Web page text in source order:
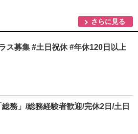
さらに見る
ス募集 #土日祝休 #年休120日以上
務」/総務経験者歓迎/完休2日/土日